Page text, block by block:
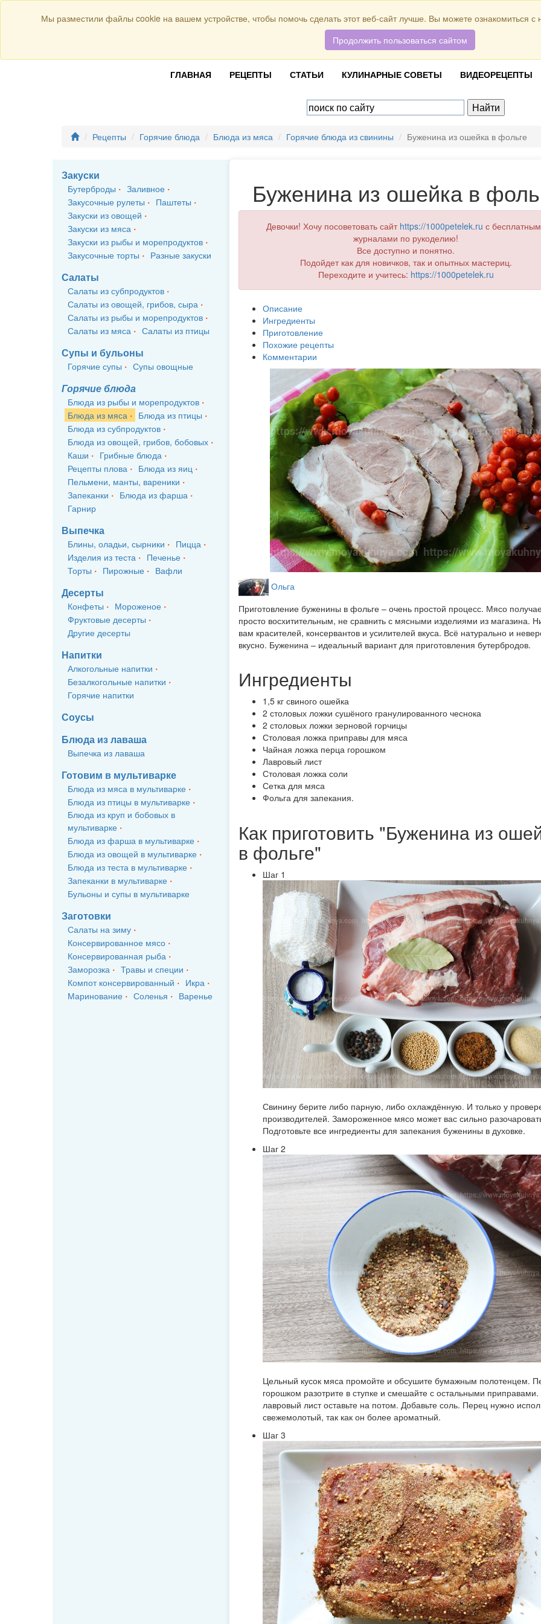
ГЛАВНАЯ РЕЦЕПТЫ СТАТЬИ КУЛИНАРНЫЕ СОВЕТЫ ВИДЕОРЕЦЕПТЫ
Рецепты Горячие блюда Блюда из мяса Горячие блюда из свинины Буженина из ошейка в фольге
Закуски
Бутерброды
Заливное
Закусочные рулеты
Паштеты
Закуски из овощей
Закуски из мяса
Закуски из рыбы и морепродуктов
Закусочные торты
Разные закуски
Салаты
Салаты из субпродуктов
Салаты из овощей, грибов, сыра
Салаты из рыбы и морепродуктов
Салаты из мяса
Салаты из птицы
Супы и бульоны
Горячие супы Супы овощные
Горячие блюда
Блюда из рыбы и морепродуктов
Блюда из мяса
Блюда из птицы
Блюда из субпродуктов
Блюда из овощей, грибов, бобовых
Каши
Грибные блюда
Рецепты плова
Блюда из яиц
Пельмени, манты, вареники
Запеканки
Блюда из фарша
Гарнир
Выпечка
Блины, оладьи, сырники
Пицца
Изделия из теста
Печенье
Торты
Пирожные Вафли
Десерты
Конфеты
Мороженое
Фруктовые десерты
Другие десерты
Напитки
Алкогольные напитки
Безалкогольные напитки
Горячие напитки
Соусы
Блюда из лаваша
Выпечка из лаваша
Готовим в мультиварке
Блюда из мяса в мультиварке
Блюда из птицы в мультиварке
Блюда из круп и бобовых в
мультиварке
Блюда из фарша в мультиварке
Блюда из овощей в мультиварке
Блюда из теста в мультиварке
Запеканки в мультиварке
Бульоны и супы в мультиварке
Заготовки
Салаты на зиму
Консервированное мясо
Консервированная рыба
Заморозка
Травы и специи
Компот консервированный
Икра
Маринование
Соленья Варенье
Буженина из ошейка в
Девочки! Хочу посоветовать сайт https://1000petelek.ru с
журналами по рукоделию!
Все доступно и понятно.
Подойдет как для новичков, так и опытных мастериц.
Переходите и учитесь: https://1000petelek.ru
Описание
Ингредиенты
Приготовление
Похожие рецепты
Комментарии
Ольга
Приготовление буженины в фольге – очень простой процесс. Мясо
просто восхитительным, не сравнить с мясными изделиями из магазина.
вам красителей, консервантов и усилителей вкуса. Всё натурально и
вкусно. Буженина – идеальный вариант для приготовления бутербродов.
Ингредиенты
1,5 кг свиного ошейка
2 столовых ложки сушёного гранулированного чеснока
2 столовых ложки зерновой горчицы
Столовая ложка приправы для мяса
Чайная ложка перца горошком
Лавровый лист
Столовая ложка соли
Сетка для мяса
Фольга для запекания.
Как приготовить "Буженина из
в фольге"
Шаг 1
Свинину берите либо парную, либо охлаждённую. И только у
производителей. Замороженное мясо может вас сильно
Подготовьте все ингредиенты для запекания буженины в духовке.
Шаг 2
Цельный кусок мяса промойте и обсушите бумажным полотенцем.
горошком разотрите в ступке и смешайте с остальными приправами.
лавровый лист оставьте на потом. Добавьте соль. Перец нужно
свежемолотый, так как он более ароматный.
Шаг 3
Мы разместили файлы cookie на вашем устройстве, чтобы помочь сделать этот веб-сайт лучше. Вы можете ознакомиться
Продолжить пользоваться сайтом